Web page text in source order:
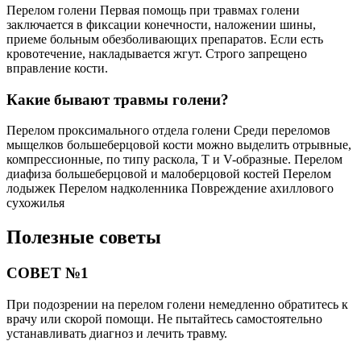
Перелом голени Первая помощь при травмах голени
заключается в фиксации конечности, наложении шины,
приеме больным обезболивающих препаратов. Если есть
кровотечение, накладывается жгут. Строго запрещено
вправление кости.
Какие бывают травмы голени?
Перелом проксимального отдела голени Среди переломов
мыщелков большеберцовой кости можно выделить отрывные,
компрессионные, по типу раскола, Т и V-образные. Перелом
диафиза большеберцовой и малоберцовой костей Перелом
лодыжек Перелом надколенника Повреждение ахиллового
сухожилья
Полезные советы
СОВЕТ №1
При подозрении на перелом голени немедленно обратитесь к
врачу или скорой помощи. Не пытайтесь самостоятельно
устанавливать диагноз и лечить травму.